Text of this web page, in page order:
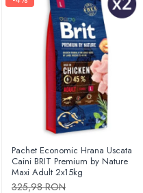
Pachet Economic Hrana Uscata
Caini BRIT Premium by Nature
Maxi Adult 2x15kg
325,98 RON